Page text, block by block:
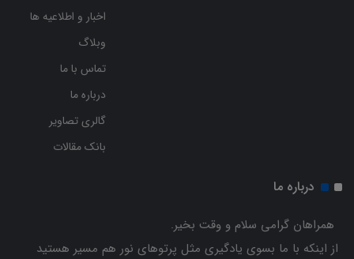
اخبار و اطلاعیه ها
وبلاگ
تماس با ما
درباره ما
گالری تصاویر
بانک مقالات
درباره ما
همراهان گرامی سلام و وقت بخیر.
از اینکه با ما بسوی یادگیری مثل پرتوهای نور هم مسیر هستید